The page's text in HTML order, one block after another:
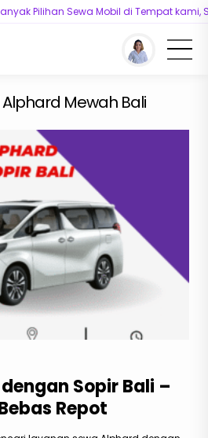
Pilihan Sewa Mobil di Tempat kami,
/Tag "Rental Alphard Mewah Bali"
Mewah Bali
Sopir Bali –
Repot